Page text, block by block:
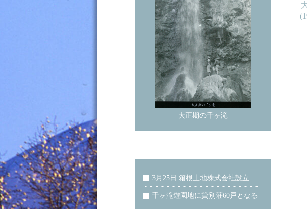
大正期の千ヶ滝
3月25日 箱根土地株式会社設立
千ヶ滝遊園地に貸別荘60戸となる